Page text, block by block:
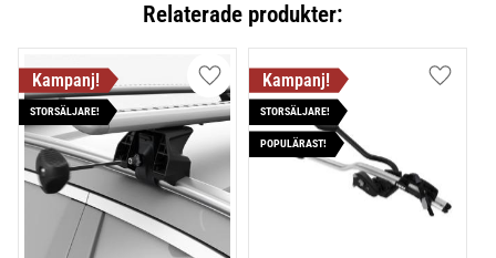
Relaterade produkter:
STORSÄLJARE!
Lägg till i favoriter
STORSÄLJARE!
POPULÄRAST!
Lägg